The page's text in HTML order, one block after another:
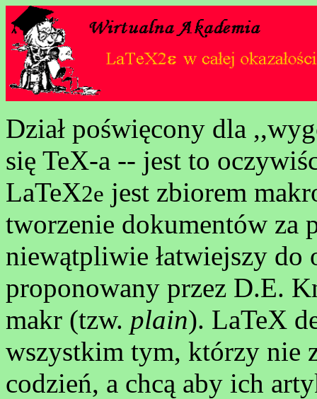
Dział poświęcony dla
się TeX-a -- jest to
LaTeX2e jest zbiorem
tworzenie dokumentów za
niewątpliwie łatwiejszy do
proponowany przez D.E.
makr (tzw. plain). LaTeX
wszystkim tym, którzy nie
codzień, a chcą aby ich